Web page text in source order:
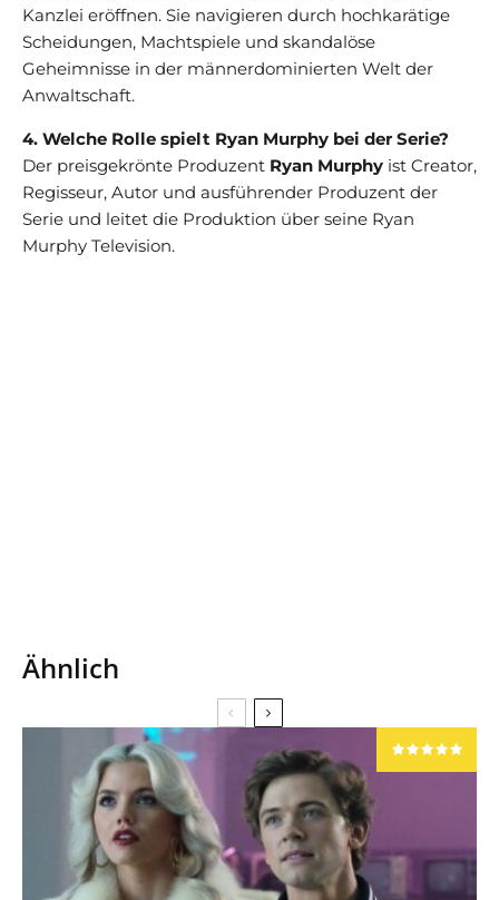
Kanzlei eröffnen. Sie navigieren durch hochkarätige
Scheidungen, Machtspiele und skandalöse
Geheimnisse in der männerdominierten Welt der
Anwaltschaft.
4. Welche Rolle spielt Ryan Murphy bei der Serie?
Der preisgekrönte Produzent Ryan Murphy ist Creator,
Regisseur, Autor und ausführender Produzent der
Serie und leitet die Produktion über seine Ryan
Murphy Television.
Ähnlich